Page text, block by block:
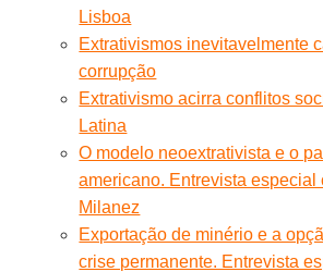
Lisboa
Extrativismos inevitavelmente
corrupção
Extrativismo acirra conflitos
Latina
O modelo neoextrativista e o
americano. Entrevista especial
Milanez
Exportação de minério e a
crise permanente. Entrevista